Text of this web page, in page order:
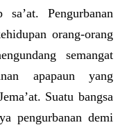
Pengurbanan
orang-orang
semangat
apapaun yang
Suatu bangsa
pengurbanan demi